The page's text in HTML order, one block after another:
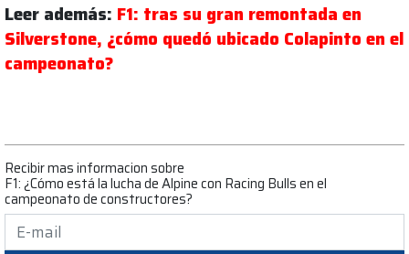
Leer además: F1: tras su gran remontada en
Silverstone, ¿cómo quedó ubicado Colapinto en el
campeonato?
Recibir mas informacion sobre
F1: ¿Cómo está la lucha de Alpine con Racing Bulls en el
campeonato de constructores?